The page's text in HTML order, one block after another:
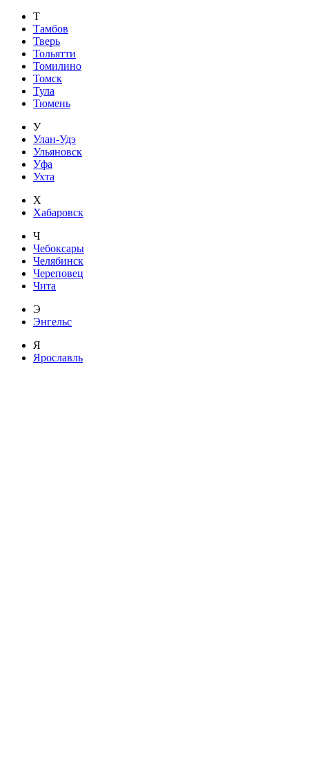
Т
Тамбов
Тверь
Тольятти
Томилино
Томск
Тула
Тюмень
У
Улан-Удэ
Ульяновск
Уфа
Ухта
Х
Хабаровск
Ч
Чебоксары
Челябинск
Череповец
Чита
Э
Энгельс
Я
Ярославль